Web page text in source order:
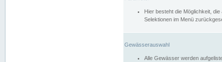
Hier besteht die Möglichkeit,
Selektionen im Menü
Gewässerauswahl
Alle Gewässer werden